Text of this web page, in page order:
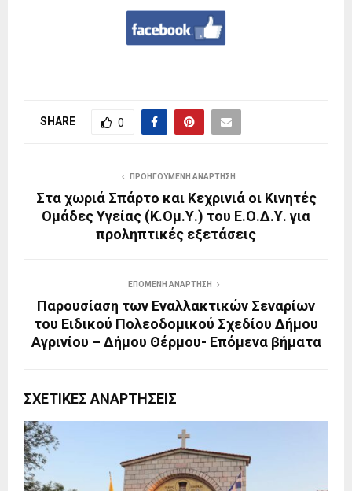
SHARE 0
ΠΡΟΗΓΟΎΜΕΝΗ ΑΝΆΡΤΗΣΗ
Στα χωριά Σπάρτο και Κεχρινιά οι Κινητές
Ομάδες Υγείας (Κ.Ομ.Υ.) του Ε.Ο.Δ.Υ. για
προληπτικές εξετάσεις
ΕΠΌΜΕΝΗ ΑΝΆΡΤΗΣΗ
Παρουσίαση των Εναλλακτικών Σεναρίων
του Ειδικού Πολεοδομικού Σχεδίου Δήμου
Αγρινίου – Δήμου Θέρμου- Επόμενα βήματα
ΣΧΕΤΙΚΈΣ ΑΝΑΡΤΉΣΕΙΣ